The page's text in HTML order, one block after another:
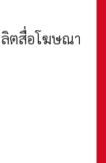
ลิตสื่อโฆษณา